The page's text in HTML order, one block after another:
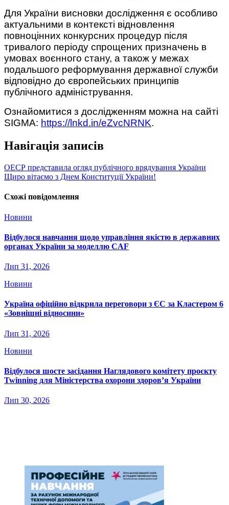
Для України висновки дослідження є особливо
актуальними в контексті відновлення
повноцінних конкурсних процедур після
тривалого періоду спрощених призначень в
умовах воєнного стану, а також у межах
подальшого реформування державної служби
відповідно до європейських принципів
публічного адміністрування.
Ознайомитися з дослідженням можна на сайті
SIGMA: https://lnkd.in/eZvcNRNK.
Навігація записів
ОЕСР представила огляд публічного врядування України
Щиро вітаємо з Днем Конституції України!
Схожі повідомлення
Новини
Відбулося навчання щодо управління якістю в державних
органах України за моделлю CAF
Лип 31, 2026
Новини
Україна офіційно відкрила переговори з ЄС за Кластером 6
«Зовнішні відносини»
Лип 31, 2026
Новини
Відбулося шосте засідання Наглядового комітету проєкту
Twinning для Міністерства охорони здоров’я України
Лип 30, 2026